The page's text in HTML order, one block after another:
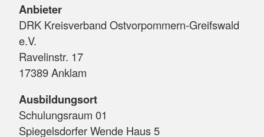
Anbieter
DRK Kreisverband Ostvorpommern-Greifswald
e.V.
Ravelinstr. 17
17389 Anklam
Ausbildungsort
Schulungsraum 01
Spiegelsdorfer Wende Haus 5